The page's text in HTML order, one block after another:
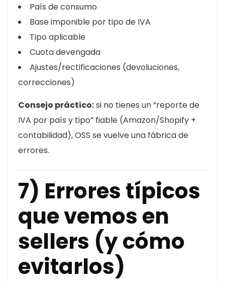
País de consumo
Base imponible por tipo de IVA
Tipo aplicable
Cuota devengada
Ajustes/rectificaciones (devoluciones,
correcciones)
Consejo práctico:si no tienes un “reporte de
IVA por país y tipo” fiable (Amazon/Shopify +
contabilidad), OSS se vuelve una fábrica de
errores.
7) Errores típicos
que vemos en
sellers (y cómo
evitarlos)